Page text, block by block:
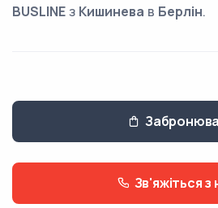
BUSLINEз Кишинева в Берлін.
Зв'яжіться з